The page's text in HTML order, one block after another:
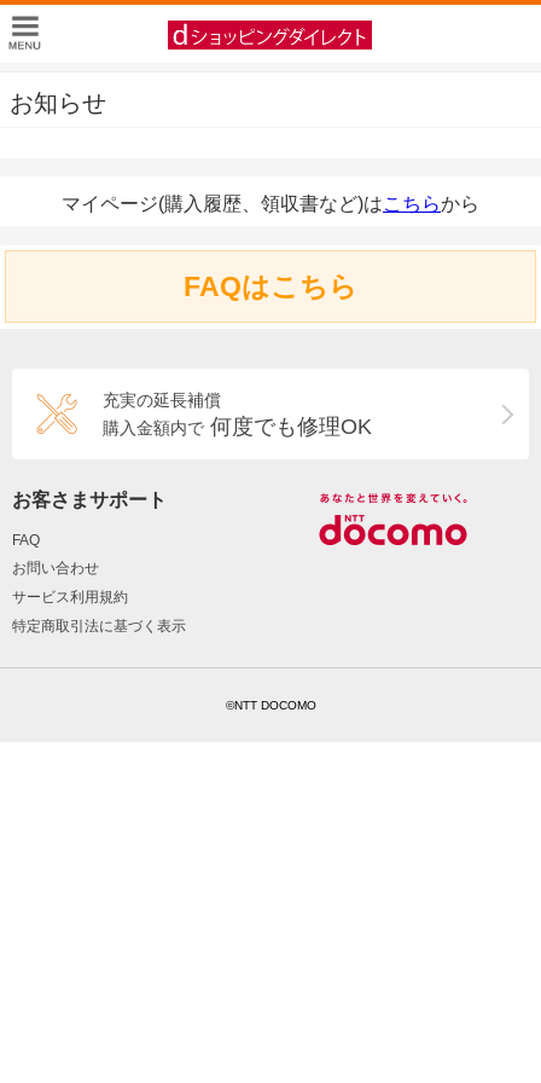
お知らせ
マイページ(購入履歴、領収書など)はこちらから
FAQはこちら
充実の延長補償
購入金額内で 何度でも修理OK
お客さまサポート
FAQ
お問い合わせ
サービス利用規約
特定商取引法に基づく表示
©NTT DOCOMO